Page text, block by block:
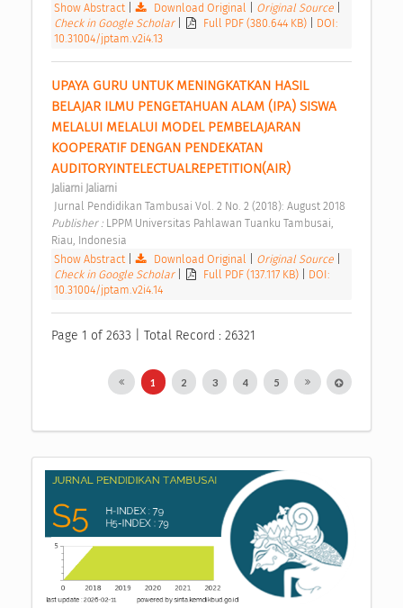
Show Abstract| Download Original Original Source
Check in Google Scholar
Full PDF (380.644 KB)
DOI:
10.31004/jptam.v2i4.13
UPAYA GURU UNTUK MENINGKATKAN HASIL
BELAJAR ILMU PENGETAHUAN ALAM (IPA) SISWA
MELALUI MELALUI MODEL PEMBELAJARAN
KOOPERATIF DENGAN PENDEKATAN
AUDITORYINTELECTUALREPETITION(AIR)
Jaliarni Jaliarni
Jurnal Pendidikan Tambusai Vol. 2 No. 2 (2018): August 2018
Publisher : LPPM Universitas Pahlawan Tuanku Tambusai,
Riau, Indonesia
Show Abstract| Download Original Original Source
Check in Google Scholar
Full PDF (137.117 KB)
DOI:
10.31004/jptam.v2i4.14
Page 1 of 2633 | Total Record : 26321
1 2 3 4 5